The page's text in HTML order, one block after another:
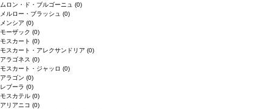
ムロン・ド・ブルゴーニュ (0)
メルロー・ブラッシュ (0)
メンシア (0)
モーザック (0)
モスカート (0)
モスカート・アレクサンドリア (0)
アラゴネス (0)
モスカート・ジャッロ (0)
アラゴン (0)
レブーラ (0)
モスカテル (0)
アリアニコ (0)